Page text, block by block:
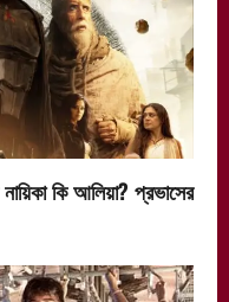
কি আলিয়া? প্রভাসের